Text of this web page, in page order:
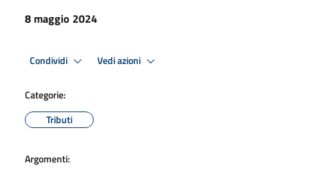
8 maggio 2024
Condividi Vedi azioni
Categorie:
Tributi
Argomenti: